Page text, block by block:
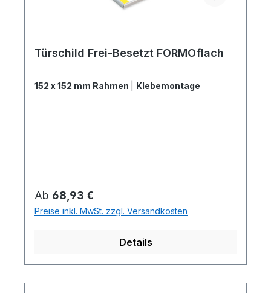
Türschild Frei-Besetzt FORMOflach
152 x 152 mm Rahmen Klebemontage
Regulärer Preis:
Ab 68,93 €
Preise inkl. MwSt. zzgl. Versandkosten
Details